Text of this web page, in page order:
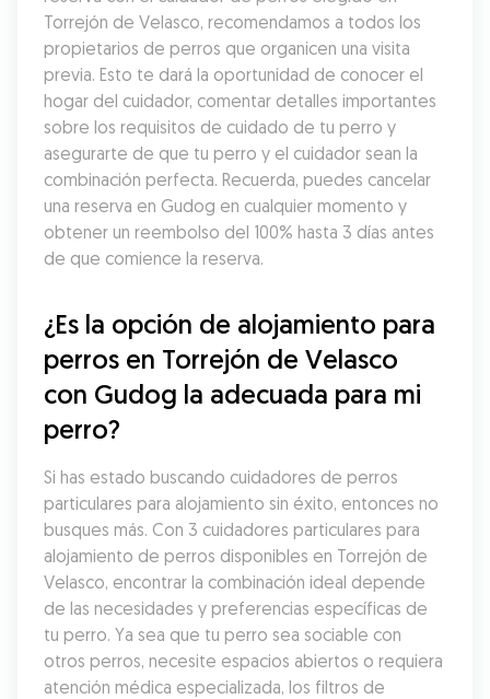
Torrejón de Velasco, recomendamos a todos los
propietarios de perros que organicen una visita
previa. Esto te dará la oportunidad de conocer el
hogar del cuidador, comentar detalles importantes
sobre los requisitos de cuidado de tu perro y
asegurarte de que tu perro y el cuidador sean la
combinación perfecta. Recuerda, puedes cancelar
una reserva en Gudog en cualquier momento y
obtener un reembolso del 100% hasta 3 días antes
de que comience la reserva.
¿Es la opción de alojamiento para
perros en Torrejón de Velasco
con Gudog la adecuada para mi
perro?
Si has estado buscando cuidadores de perros
particulares para alojamiento sin éxito, entonces no
busques más. Con 3 cuidadores particulares para
alojamiento de perros disponibles en Torrejón de
Velasco, encontrar la combinación ideal depende
de las necesidades y preferencias específicas de
tu perro. Ya sea que tu perro sea sociable con
otros perros, necesite espacios abiertos o requiera
atención médica especializada, los filtros de